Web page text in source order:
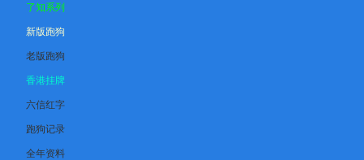
了知系列
新版跑狗
老版跑狗
香港挂牌
六信红字
跑狗记录
全年资料